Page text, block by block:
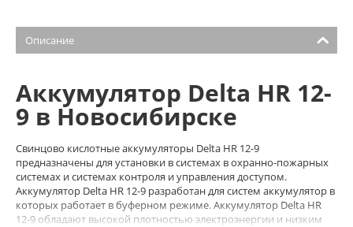
Описание
Аккумулятор Delta HR 12-
9 в Новосибирске
Свинцово кислотные аккумуляторы Delta HR 12-9
предназначены для установки в системах в охранно-пожарных
системах и системах контроля и управления доступом.
Аккумулятор Delta HR 12-9 разработан для систем аккумулятор в
которых работает в буферном режиме. Аккумулятор Delta HR
12-9 обладают высокой плотностью электроэнергии и низким